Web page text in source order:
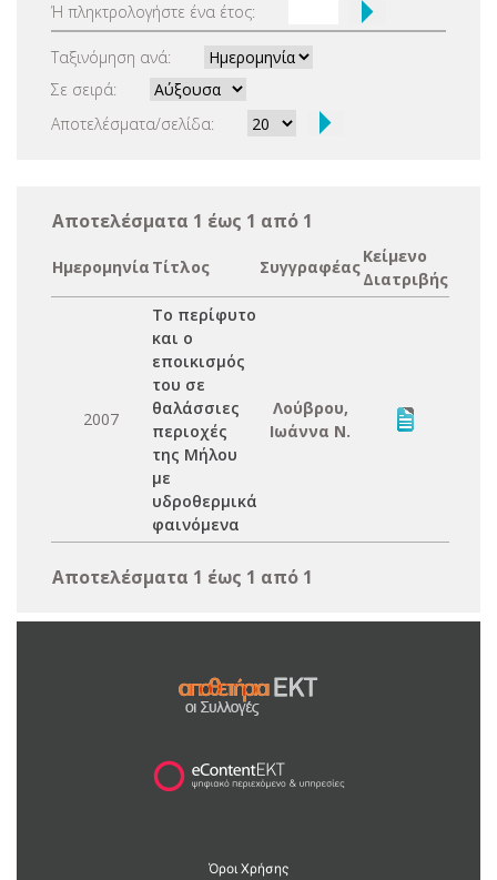
Ή πληκτρολογήστε ένα έτος:
Ταξινόμηση ανά:
Σε σειρά:
Αποτελέσματα/σελίδα:
Αποτελέσματα 1 έως 1 από 1
Ημερομηνία Τίτλος Συγγραφέας
Κείμενο
Διατριβής
2007
Το περίφυτο
και ο
εποικισμός
του σε
θαλάσσιες
περιοχές
της Μήλου
με
υδροθερμικά
φαινόμενα
Λούβρου,
Ιωάννα Ν.
Αποτελέσματα 1 έως 1 από 1